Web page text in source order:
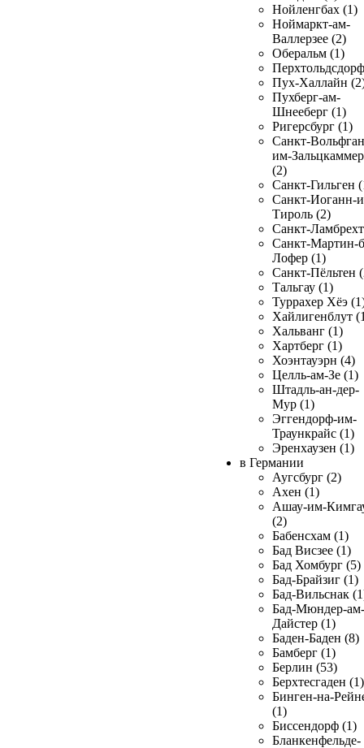
Нойленгбах (1)
Ноймаркт-ам-
Валлерзее (2)
Оберальм (1)
Пух-Халлайн
Пухберг-ам-
Шнееберг (1)
Ригерсбург (1)
Санкт-
им-
(2)
Санкт-Гильген
Санкт-Иоганн-
Тироль (2)
Санкт-
Санкт-Мартин-
Лофер (1)
Санкт-Пёльтен
Тальгау (1)
Туррахер Хёэ
Хайлигенблут
Хальванг (1)
Хартберг (1)
Хоэнтауэрн (4)
Целль-ам-Зе (1)
Штадль-ан-дер-
Мур (1)
Эггендорф-им-
Траункрайс (1)
Эренхаузен (1)
в Германии
Аугсбург (2)
Ахен (1)
Ашау-им-
(2)
Бабенсхам (1)
Бад Висзее (1)
Бад Хомбург (5)
Бад-Брайзиг (1)
Бад-Вильснак
Бад-Мюндер-ам-
Дайстер (1)
Баден-Баден (8)
Бамберг (1)
Берлин (53)
Берхтесгаден (1)
Бинген-на-
(1)
Биссендорф (1)
Бланкенфельде-